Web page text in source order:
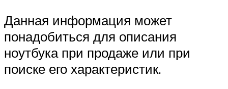
Данная информация может
понадобиться для описания
ноутбука при продаже или при
поиске его характеристик.